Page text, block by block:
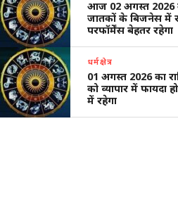
आज 02 अगस्त 2026
जातकों के बिजनेस में
परफॉर्मेंस बेहतर रहेगा
धर्मक्षेत्र
01 अगस्त 2026 का
को व्यापार में फायदा
में रहेगा